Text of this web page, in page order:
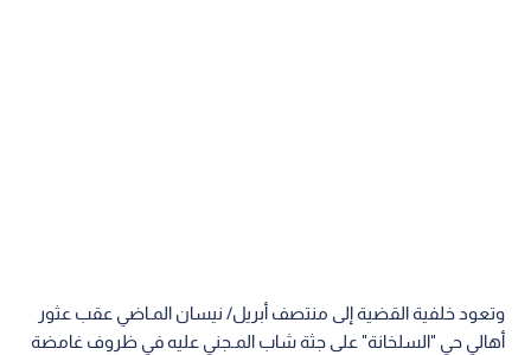
وتعود خلفية القضية إلى منتصف أبريل/ نيسان المـاضي عقب عثور
أهالي حي "السلخانة" على جثة شاب المـجني عليه في ظروف غامضة